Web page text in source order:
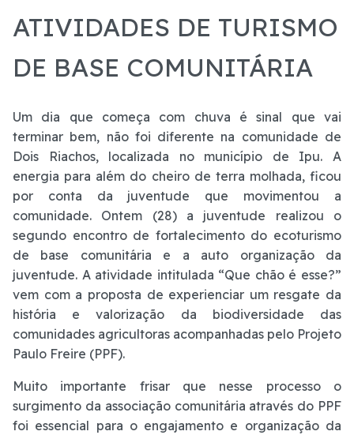
ATIVIDADES DE TURISMO
DE BASE COMUNITÁRIA
Um dia que começa com chuva é sinal que vai
terminar bem, não foi diferente na comunidade de
Dois Riachos, localizada no município de Ipu. A
energia para além do cheiro de terra molhada, ficou
por conta da juventude que movimentou a
comunidade. Ontem (28) a juventude realizou o
segundo encontro de fortalecimento do ecoturismo
de base comunitária e a auto organização da
juventude. A atividade intitulada “Que chão é esse?”
vem com a proposta de experienciar um resgate da
história e valorização da biodiversidade das
comunidades agricultoras acompanhadas pelo Projeto
Paulo Freire (PPF).
Muito importante frisar que nesse processo o
surgimento da associação comunitária através do PPF
foi essencial para o engajamento e organização da